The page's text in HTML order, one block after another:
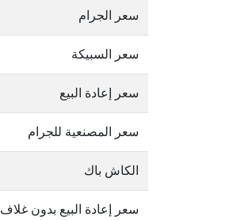
سعر الجرام
سعر السبيكة
سعر إعادة البيع
سعر المصنعية للجرام
الكاش باك
سعر إعادة البيع بدون غلاف